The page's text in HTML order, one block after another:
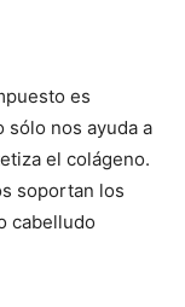
es
sólo nos ayuda a
el colágeno.
soportan los
cabelludo